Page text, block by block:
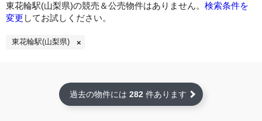
東花輪駅(山梨県)の競売＆公売物件はありません。 検索条件を
変更 してお試しください。
東花輪駅(山梨県)
過去の物件には 282 件あります